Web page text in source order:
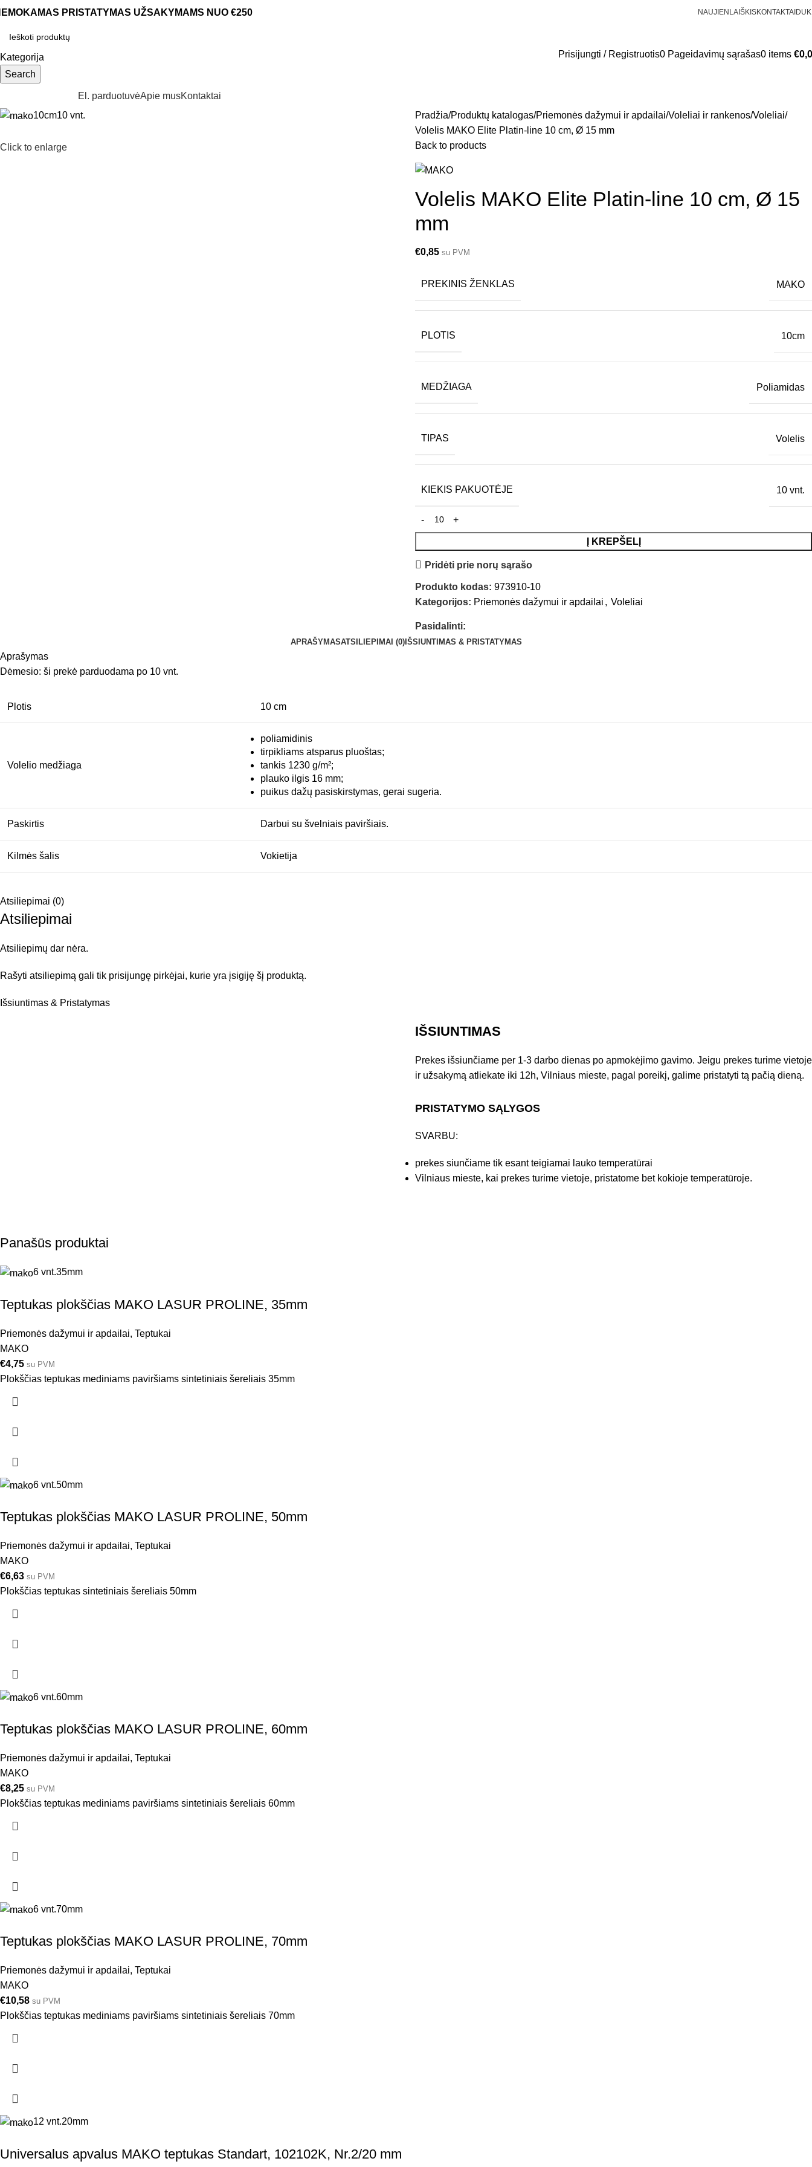
PRISTATYMAS UŽSAKYMAMS NUO €250 NAUJIENLAIŠKISKONTAKTAI DUK
Kategorija
Search
Prisijungti / Registruotis0 Pageidavimų sąrašas0 items €
El. parduotuvėApie musKontaktai
10cm10 vnt.
Click to enlarge
Pradžia Produktų katalogas Priemonės dažymui ir apdailai Voleliai ir rankenos Voleliai
Volelis MAKO Elite Platin-line 10 cm, Ø 15 mm
Back to products
Volelis MAKO Elite Platin-line 10 cm, Ø 15
mm
€0,85 su PVM
PREKINIS ŽENKLAS MAKO
PLOTIS 10cm
MEDŽIAGA Poliamidas
TIPAS Volelis
KIEKIS PAKUOTĖJE 10 vnt.
Į KREPŠELĮ
Pridėti prie norų sąrašo
Produkto kodas: 973910-10
Kategorijos: Priemonės dažymui ir apdailai , Voleliai
Pasidalinti:
APRAŠYMASATSILIEPIMAI (0)IŠSIUNTIMAS & PRISTATYMAS
Aprašymas
Dėmesio: ši prekė parduodama po 10 vnt.
Plotis 10 cm
Volelio medžiaga
poliamidinis
tirpikliams atsparus pluoštas;
tankis 1230 g/m²;
plauko ilgis 16 mm;
puikus dažų pasiskirstymas, gerai sugeria.
Paskirtis Darbui su švelniais paviršiais.
Kilmės šalis Vokietija
Atsiliepimai (0)
Atsiliepimai
Atsiliepimų dar nėra.
Rašyti atsiliepimą gali tik prisijungę pirkėjai, kurie yra įsigiję šį produktą.
Išsiuntimas & Pristatymas
IŠSIUNTIMAS
Prekes išsiunčiame per 1-3 darbo dienas po apmokėjimo gavimo. Jeigu prekes turime vietoje
ir užsakymą atliekate iki 12h, Vilniaus mieste, pagal poreikį, galime pristatyti tą pačią dieną.
PRISTATYMO SĄLYGOS
SVARBU:
prekes siunčiame tik esant teigiamai lauko temperatūrai
Vilniaus mieste, kai prekes turime vietoje, pristatome bet kokioje temperatūroje.
Panašūs produktai
6 vnt.35mm
Teptukas plokščias MAKO LASUR PROLINE, 35mm
Priemonės dažymui ir apdailai, Teptukai
MAKO
€4,75 su PVM
Plokščias teptukas mediniams paviršiams sintetiniais šereliais 35mm
6 vnt.50mm
Teptukas plokščias MAKO LASUR PROLINE, 50mm
Priemonės dažymui ir apdailai, Teptukai
MAKO
€6,63 su PVM
Plokščias teptukas sintetiniais šereliais 50mm
6 vnt.60mm
Teptukas plokščias MAKO LASUR PROLINE, 60mm
Priemonės dažymui ir apdailai, Teptukai
MAKO
€8,25 su PVM
Plokščias teptukas mediniams paviršiams sintetiniais šereliais 60mm
6 vnt.70mm
Teptukas plokščias MAKO LASUR PROLINE, 70mm
Priemonės dažymui ir apdailai, Teptukai
MAKO
€10,58 su PVM
Plokščias teptukas mediniams paviršiams sintetiniais šereliais 70mm
12 vnt.20mm
Universalus apvalus MAKO teptukas Standart, 102102K, Nr.2/20 mm